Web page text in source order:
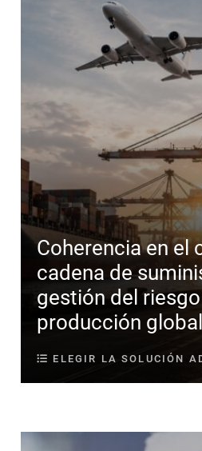
Coherencia en el
cadena de
gestión del
producción global
ELEGIR LA SOLUCIÓN